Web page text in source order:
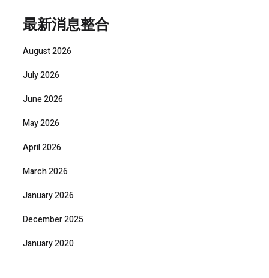
最新消息整合
August 2026
July 2026
June 2026
May 2026
April 2026
March 2026
January 2026
December 2025
January 2020